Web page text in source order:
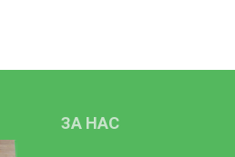
ЗА НАС